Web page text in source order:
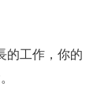
的工作，你的